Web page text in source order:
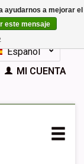
Español
Nederlands
Français
(€0,00)
MI CUENTA
ayudarnos a mejorar el
este mensaje